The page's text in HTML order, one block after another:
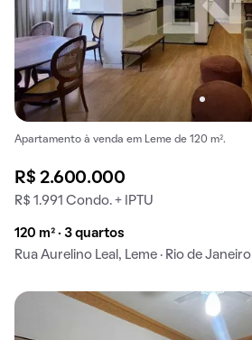
Apartamento à venda em Leme de 120 m².
R$ 2.600.000
R$ 1.991 Condo. + IPTU
120 m² · 3 quartos
Rua Aurelino Leal, Leme · Rio de Janeiro